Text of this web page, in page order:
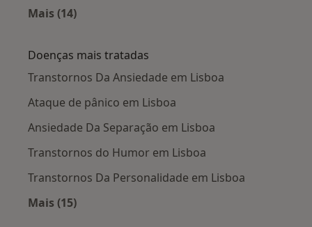
Mais (14)
Doenças mais tratadas
Transtornos Da Ansiedade em Lisboa
Ataque de pânico em Lisboa
Ansiedade Da Separação em Lisboa
Transtornos do Humor em Lisboa
Transtornos Da Personalidade em Lisboa
Mais (15)